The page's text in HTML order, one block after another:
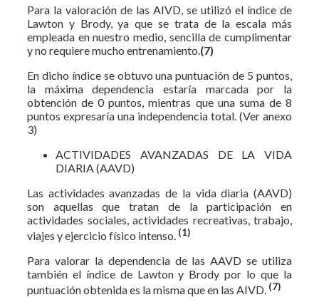
Para la valoración de las AIVD, se utilizó el índice de
Lawton y Brody, ya que se trata de la escala más
empleada en nuestro medio, sencilla de cumplimentar
y no requiere mucho entrenamiento. (7)
En dicho índice se obtuvo una puntuación de 5 puntos,
la máxima dependencia estaría marcada por la
obtención de 0 puntos, mientras que una suma de 8
puntos expresaría una independencia total. (Ver anexo
3)
ACTIVIDADES AVANZADAS DE LA VIDA
DIARIA (AAVD)
Las actividades avanzadas de la vida diaria (AAVD)
son aquellas que tratan de la participación en
actividades sociales, actividades recreativas, trabajo,
viajes y ejercicio físico intenso. (1)
Para valorar la dependencia de las AAVD se utiliza
también el índice de Lawton y Brody por lo que la
puntuación obtenida es la misma que en las AIVD. (7)